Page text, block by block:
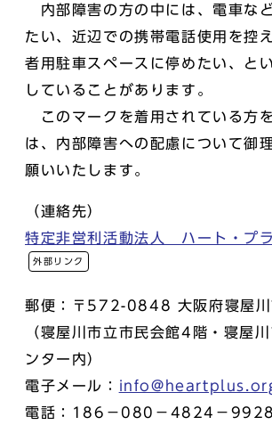
内部障害の方の中には、電車な
たい、近辺での携帯電話使用を控
者用駐車スペースに停めたい、と
していることがあります。
このマークを着用されている方
は、内部障害への配慮について御
願いいたします。
（連絡先）
特定非営利活動法人 ハート・プ
外部リンク
郵便：〒572-0848 大阪府寝屋
（寝屋川市立市民会館4階・寝屋
ンター内）
電子メール：
電話：186－080－4824－9928